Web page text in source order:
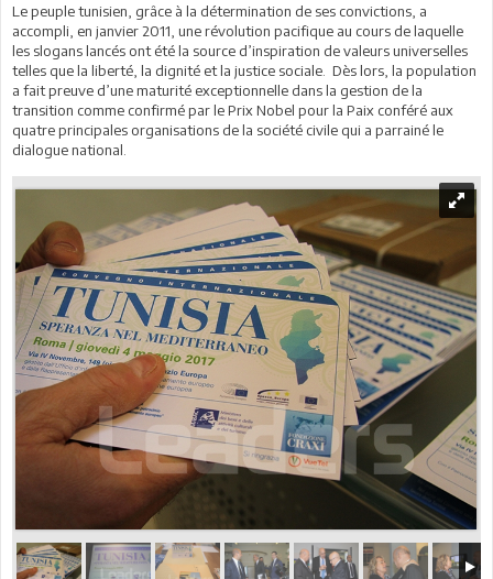
Le peuple tunisien, grâce à la détermination de ses convictions, a
accompli, en janvier 2011, une révolution pacifique au cours de laquelle
les slogans lancés ont été la source d’inspiration de valeurs universelles
telles que la liberté, la dignité et la justice sociale. Dès lors, la population
a fait preuve d’une maturité exceptionnelle dans la gestion de la
transition comme confirmé par le Prix Nobel pour la Paix conféré aux
quatre principales organisations de la société civile qui a parrainé le
dialogue national.